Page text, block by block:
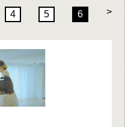
4 5 6 >